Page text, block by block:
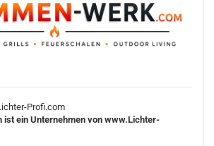
Profi.com
ist ein Unternehmen von www.Lichter-